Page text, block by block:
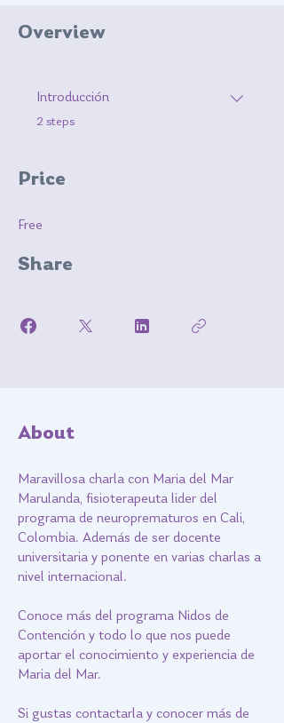
About
Maravillosa charla con Maria del Mar
Marulanda, fisioterapeuta lider del
programa de neuroprematuros en Cali,
Colombia. Además de ser docente
universitaria y ponente en varias charlas a
nivel internacional.
Conoce más del programa Nidos de
Contención y todo lo que nos puede
aportar el conocimiento y experiencia de
Maria del Mar.
Si gustas contactarla y conocer más de
Overview
Introducción
.2 steps
Price
Free
Share